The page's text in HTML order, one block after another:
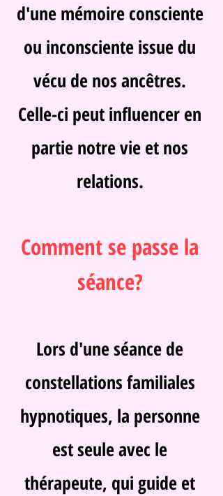
d'une mémoire consciente
ou inconsciente issue du
vécu de nos ancêtres.
Celle-ci peut influencer en
partie notre vie et nos
relations.
Comment se passe la
séance?
Lors d'une séance de
constellations familiales
hypnotiques, la personne
est seule avec le
thérapeute, qui guide et